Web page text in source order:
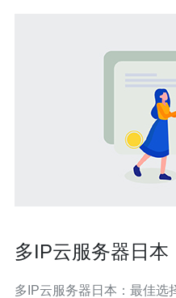
多IP云服务器日本
多IP云服务器日本：最佳选择